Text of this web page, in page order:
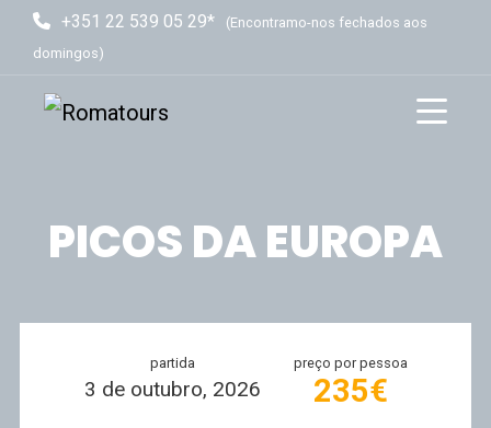
+351 22 539 05 29*
(Encontramo-nos fechados aos
domingos)
PICOS DA EUROPA
partida
3 de outubro, 2026
preço por pessoa
235€